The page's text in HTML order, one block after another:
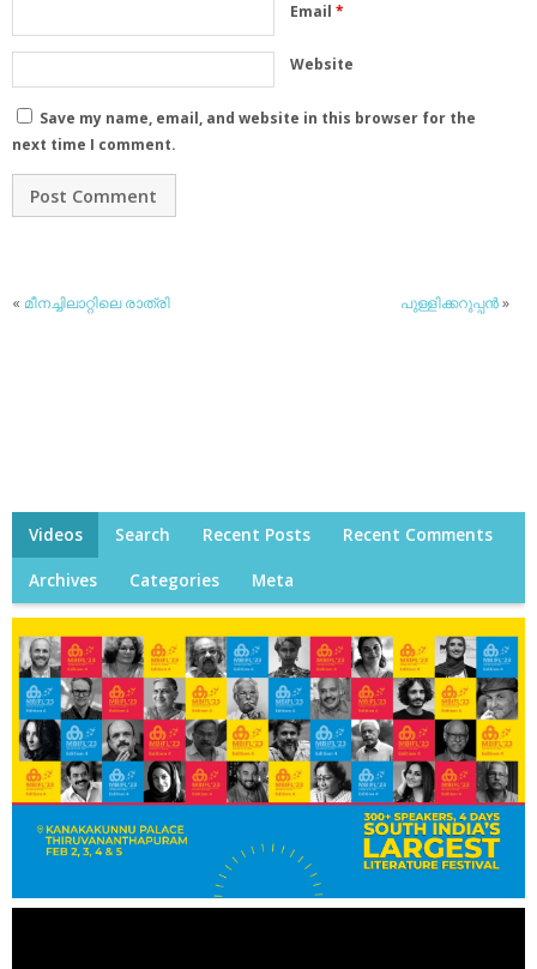
Email *
Website
Save my name, email, and website in this browser for the
next time I comment.
« മീനച്ചിലാറ്റിലെ രാത്രി പുള്ളിക്കറുപ്പന്‍»
Videos Search Recent Posts Recent Comments
Archives Categories Meta